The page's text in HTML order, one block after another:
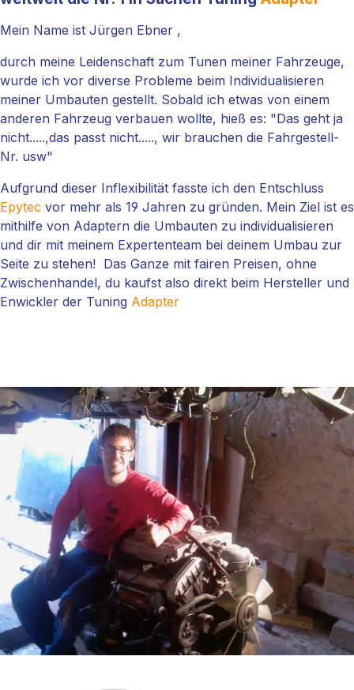
Mein Name ist Jürgen Ebner ,
durch meine Leidenschaft zum Tunen meiner Fahrzeuge,
wurde ich vor diverse Probleme beim Individualisieren
meiner Umbauten gestellt. Sobald ich etwas von einem
anderen Fahrzeug verbauen wollte, hieß es: "Das geht ja
nicht.....,das passt nicht....., wir brauchen die Fahrgestell-
Nr. usw"
Aufgrund dieser Inflexibilität fasste ich den Entschluss
Epytec vor mehr als 19 Jahren zu gründen. Mein Ziel ist es
mithilfe von Adaptern die Umbauten zu individualisieren
und dir mit meinem Expertenteam bei deinem Umbau zur
Seite zu stehen! Das Ganze mit fairen Preisen, ohne
Zwischenhandel, du kaufst also direkt beim Hersteller und
Enwickler der Tuning Adapter